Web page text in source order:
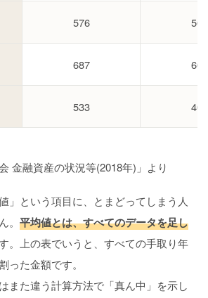
576 500
687 600
533 400
金融資産の状況等(2018年)」より
」という項目に、とまどってしまう人
。 平均値とは、すべてのデータを足し
。上の表でいうと、すべての手取り年
った金額です。
また違う計算方法で「真ん中」を示し